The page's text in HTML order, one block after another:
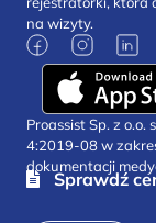
na wizyty.
Proassist Sp. z
4:2019-08 w
dokumentacji
Sprawdź